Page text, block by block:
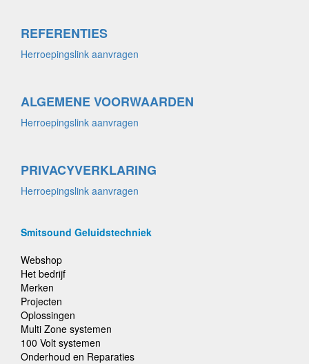
REFERENTIES
Herroepingslink aanvragen
ALGEMENE VOORWAARDEN
Herroepingslink aanvragen
PRIVACYVERKLARING
Herroepingslink aanvragen
Smitsound Geluidstechniek
Webshop
Het bedrijf
Merken
Projecten
Oplossingen
Multi Zone systemen
100 Volt systemen
Onderhoud en Reparaties